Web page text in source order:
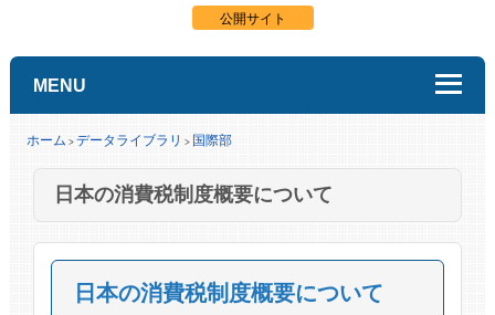
公開サイト
MENU
ホーム > データライブラリ > 国際部
日本の消費税制度概要について
日本の消費税制度概要について